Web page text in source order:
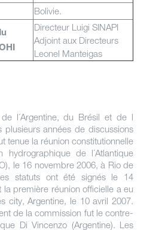
Bolivie.
Directeur Luigi SINAPI
Adjoint aux Directeurs
Leonel Manteigas
de l´Argentine, du Brésil et de l
plusieurs années de discussions
tenue la réunion constitutionnelle
hydrographique de l´Atlantique
le 16 novembre 2006, à Rio de
statuts ont été signés le 14
première réunion officielle a eu
city, Argentine, le 10 avril 2007.
de la commission fut le contre-
Di Vincenzo (Argentine). Les